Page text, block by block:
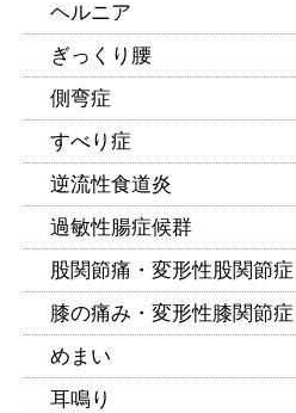
ヘルニア
ぎっくり腰
側弯症
すべり症
逆流性食道炎
過敏性腸症候群
股関節痛・変形性股関節症
膝の痛み・変形性膝関節症
めまい
耳鳴り